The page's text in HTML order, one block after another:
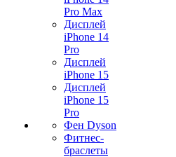
Pro Max
Дисплей
iPhone 14
Pro
Дисплей
iPhone 15
Дисплей
iPhone 15
Pro
Фен Dyson
Фитнес-
браслеты